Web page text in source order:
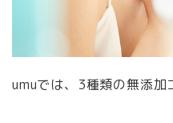
umuでは、3種類の無添加